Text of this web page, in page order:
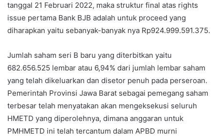
tanggal 21 Februari 2022, maka struktur final atas rights
issue pertama Bank BJB adalah untuk proceed yang
diharapkan yaitu sebanyak-banyak nya Rp924.999.591.375.
Jumlah saham seri B baru yang diterbitkan yaitu
682.656.525 lembar atau 6,94% dari jumlah lembar saham
yang telah dikeluarkan dan disetor penuh pada perseroan.
Pemerintah Provinsi Jawa Barat sebagai pemegang saham
terbesar telah menyatakan akan mengeksekusi seluruh
HMETD yang diperolehnya, dimana anggaran untuk
PMHMETD ini telah tercantum dalam APBD murni